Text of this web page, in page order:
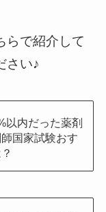
らで紹介して
さい♪
以内だった薬剤
国家試験おす